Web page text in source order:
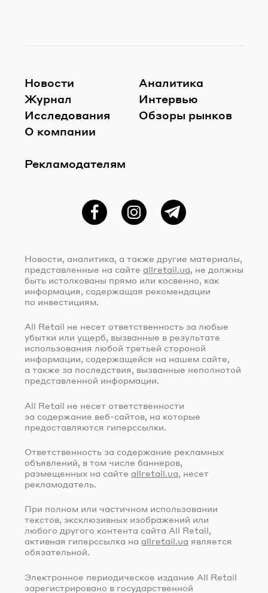
Новости
Журнал
Исследования
О компании
Рекламодателям
Аналитика
Интервью
Обзоры рынков
ФейсбукInstagramTelegram
Новости, аналитика, а также другие материалы,
представленные на сайте allretail.ua, не должны
быть истолкованы прямо или косвенно, как
информация, содержащая рекомендации
по инвестициям.
All Retail не несет ответственность за любые
убытки или ущерб, вызванные в результате
использования любой третьей стороной
информации, содержащейся на нашем сайте,
а также за последствия, вызванные неполнотой
представленной информации.
All Retail не несет ответственности
за содержание веб-сайтов , на которые
предоставляются гиперссылки.
Ответственность за содержание рекламных
объявлений, в том числе баннеров,
размещенных на сайте allretail.ua, несет
рекламодатель.
При полном или частичном использовании
текстов, эксклюзивных изображений или
любого другого контента сайта All Retail,
активная гиперссылка на allretail.ua является
обязательной.
Электронное периодическое издание All Retail
зарегистрировано в государственной